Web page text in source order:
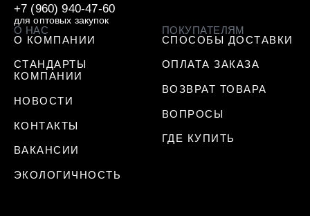
+7 (960) 940-47-60
для оптовых закупок
О НАС
О КОМПАНИИ
СТАНДАРТЫ
КОМПАНИИ
НОВОСТИ
КОНТАКТЫ
ВАКАНСИИ
ЭКОЛОГИЧНОСТЬ
ПОКУПАТЕЛЯМ
СПОСОБЫ ДОСТАВКИ
ОПЛАТА ЗАКАЗА
ВОЗВРАТ ТОВАРА
ВОПРОСЫ
ГДЕ КУПИТЬ